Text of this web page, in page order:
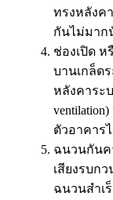
ทรงหลังค
กันไม่มาก
ช่องเปิด ห
บานเกล็ด
หลังคาระบ
ตัวอาคาร
ฉนวนกัน
เสียงรบก
ฉนวนสำเ